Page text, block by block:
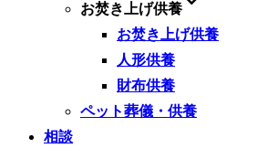
お焚き上げ供養
お焚き上げ供養
人形供養
財布供養
ペット葬儀・供養
相談